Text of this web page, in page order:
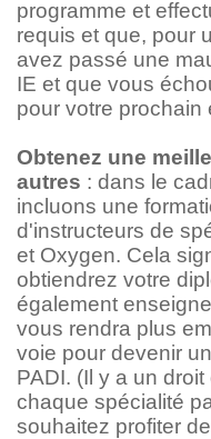
programme et
requis et que, pour
avez passé une
IE et que vous
pour votre prochain
Obtenez une
autres : dans le
incluons une
d'instructeurs de
et Oxygen. Cela
obtiendrez votre
également
vous rendra plus
voie pour devenir
PADI. (Il y a un
chaque spécialité
souhaitez profiter